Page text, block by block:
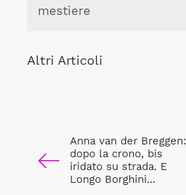
mestiere
Altri Articoli
Anna van der Breggen:
dopo la crono, bis
iridato su strada. E
Longo Borghini...